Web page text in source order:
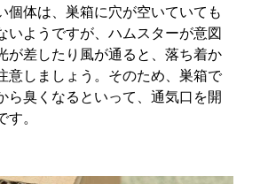
個体は、巣箱に穴が空いていても
いようですが、ハムスターが意図
が差したり風が通ると、落ち着か
意しましょう。そのため、巣箱で
ら臭くなるといって、通気口を開
。